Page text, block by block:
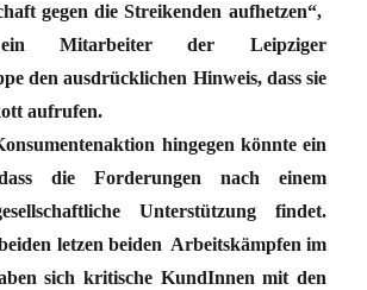
gegen die Streikenden aufhetzen“,
ein Mitarbeiter der Leipziger
den ausdrücklichen Hinweis, dass sie
aufrufen.
hingegen könnte ein
die Forderungen nach einem
Unterstützung findet.
letzen beiden Arbeitskämpfen im
sich kritische KundInnen mit den